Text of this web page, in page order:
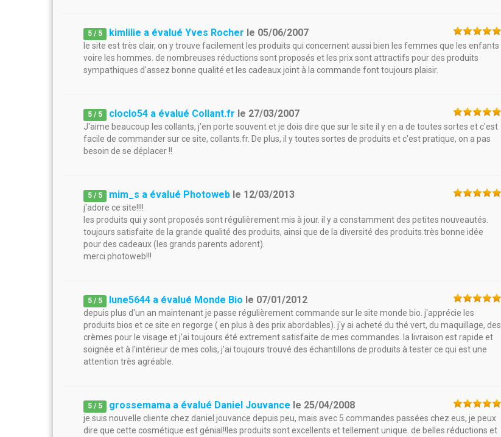
5 / 5 kimlilie a évalué Yves Rocher le 05/06/2007
le site est très clair, on y trouve facilement les produits qui concernent aussi bien les femmes que les enfants
voire les hommes. de nombreuses réductions sont proposés et les prix sont attractifs pour des produits
sympathiques d'assez bonne qualité et les cadeaux joint à la commande font toujours plaisir.
5 / 5 cloclo54 a évalué Collant.fr le 27/03/2007
J'aime beaucoup les collants, j'en porte souvent et je dois dire que sur le site il y en a de toutes sortes et c'est
facile de commander sur ce site, collants.fr. De plus, il y toutes sortes de produits et c'est pratique, on a pas
besoin de se déplacer !!
5 / 5 mim_s a évalué Photoweb le 12/03/2013
j'adore ce site!!!!
les produits qui y sont proposés sont régulièrement mis à jour. il y a constamment des petites nouveautés.
toujours satisfaite de la grande qualité des produits, ainsi que de la diversité des produits.très bonne idée
pour des cadeaux (les grands parents adorent).
merci photoweb!!!
5 / 5 lune5644 a évalué Monde Bio le 07/01/2012
depuis plus d'un an maintenant je passe régulièrement commande sur le site monde bio. j'apprécie les
produits bios et ce site en regorge ( en plus à des prix abordables). j'y ai acheté du thé vert, du maquillage, des
crèmes pour le visage et j'ai toujours été extrement satisfaite de mes commandes. la livraison est rapide et
soignée et à l'intérieur de mes colis, j'ai toujours trouvé des échantillons de produits à tester ce qui est une
attention très agréable.
5 / 5 grossemama a évalué Daniel Jouvance le 25/04/2008
je suis nouvelle cliente chez daniel jouvance depuis peu, mais avec 5 commandes passées chez eus, je peux
dire que cette cosmétique est génial!!les produits sont excellents et tellement unique. de belles réductions et